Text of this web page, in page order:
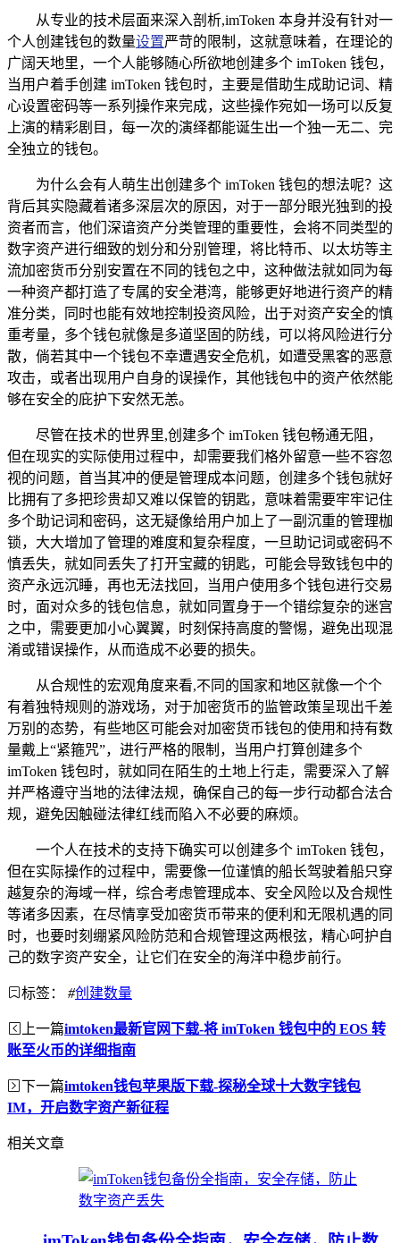
从专业的技术层面来深入剖析,imToken 本身并没有针对一
个人创建钱包的数量设置严苛的限制，这就意味着，在理论的
广阔天地里，一个人能够随心所欲地创建多个 imToken 钱包，
当用户着手创建 imToken 钱包时，主要是借助生成助记词、精
心设置密码等一系列操作来完成，这些操作宛如一场可以反复
上演的精彩剧目，每一次的演绎都能诞生出一个独一无二、完
全独立的钱包。
为什么会有人萌生出创建多个 imToken 钱包的想法呢？这
背后其实隐藏着诸多深层次的原因，对于一部分眼光独到的投
资者而言，他们深谙资产分类管理的重要性，会将不同类型的
数字资产进行细致的划分和分别管理，将比特币、以太坊等主
流加密货币分别安置在不同的钱包之中，这种做法就如同为每
一种资产都打造了专属的安全港湾，能够更好地进行资产的精
准分类，同时也能有效地控制投资风险，出于对资产安全的慎
重考量，多个钱包就像是多道坚固的防线，可以将风险进行分
散，倘若其中一个钱包不幸遭遇安全危机，如遭受黑客的恶意
攻击，或者出现用户自身的误操作，其他钱包中的资产依然能
够在安全的庇护下安然无恙。
尽管在技术的世界里,创建多个 imToken 钱包畅通无阻，
但在现实的实际使用过程中，却需要我们格外留意一些不容忽
视的问题，首当其冲的便是管理成本问题，创建多个钱包就好
比拥有了多把珍贵却又难以保管的钥匙，意味着需要牢牢记住
多个助记词和密码，这无疑像给用户加上了一副沉重的管理枷
锁，大大增加了管理的难度和复杂程度，一旦助记词或密码不
慎丢失，就如同丢失了打开宝藏的钥匙，可能会导致钱包中的
资产永远沉睡，再也无法找回，当用户使用多个钱包进行交易
时，面对众多的钱包信息，就如同置身于一个错综复杂的迷宫
之中，需要更加小心翼翼，时刻保持高度的警惕，避免出现混
淆或错误操作，从而造成不必要的损失。
从合规性的宏观角度来看,不同的国家和地区就像一个个
有着独特规则的游戏场，对于加密货币的监管政策呈现出千差
万别的态势，有些地区可能会对加密货币钱包的使用和持有数
量戴上“紧箍咒”，进行严格的限制，当用户打算创建多个
imToken 钱包时，就如同在陌生的土地上行走，需要深入了解
并严格遵守当地的法律法规，确保自己的每一步行动都合法合
规，避免因触碰法律红线而陷入不必要的麻烦。
一个人在技术的支持下确实可以创建多个 imToken 钱包，
但在实际操作的过程中，需要像一位谨慎的船长驾驶着船只穿
越复杂的海域一样，综合考虑管理成本、安全风险以及合规性
等诸多因素，在尽情享受加密货币带来的便利和无限机遇的同
时，也要时刻绷紧风险防范和合规管理这两根弦，精心呵护自
己的数字资产安全，让它们在安全的海洋中稳步前行。
标签： #创建数量
上一篇imtoken最新官网下载-将 imToken 钱包中的 EOS 转
账至火币的详细指南
下一篇imtoken钱包苹果版下载-探秘全球十大数字钱包
IM，开启数字资产新征程
相关文章